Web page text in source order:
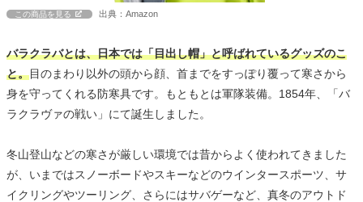
この商品を見る 出典：Amazon
バラクラバとは、日本では「目出し帽」と呼ばれているグッズのこ
と。目のまわり以外の頭から顔、首までをすっぽり覆って寒さから
身を守ってくれる防寒具です。もともとは軍隊装備。1854年、「バ
ラクラヴァの戦い」にて誕生しました。
冬山登山などの寒さが厳しい環境では昔からよく使われてきました
が、いまではスノーボードやスキーなどのウインタースポーツ、サ
イクリングやツーリング、さらにはサバゲーなど、真冬のアウトド